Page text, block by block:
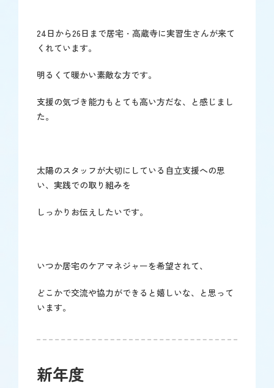
24日から26日まで居宅・高蔵寺に実習生さんが来て
くれています。
明るくて暖かい素敵な方です。
支援の気づき能力もとても高い方だな、と感じまし
た。
太陽のスタッフが大切にしている自立支援への思
い、実践での取り組みを
しっかりお伝えしたいです。
いつか居宅のケアマネジャーを希望されて、
どこかで交流や協力ができると嬉しいな、と思って
います。
新年度